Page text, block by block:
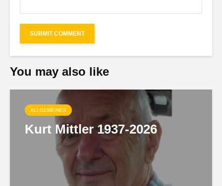
You may also like
ALLGEMEINES
Kurt Mittler 1937-2026